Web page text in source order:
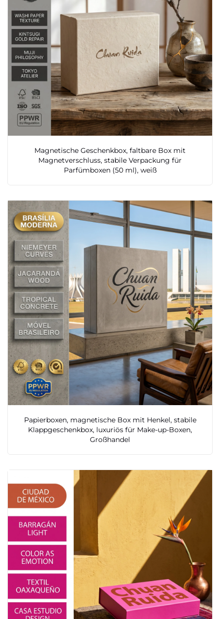
Magnetische Geschenkbox, faltbare Box mit
Magnetverschluss, stabile Verpackung für
Parfümboxen (50 ml), weiß
Papierboxen, magnetische Box mit Henkel, stabile
Klappgeschenkbox, luxuriös für Make-up-Boxen,
Großhandel